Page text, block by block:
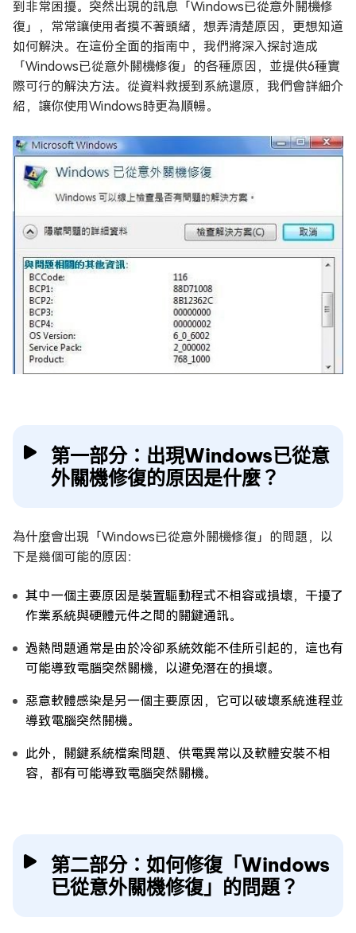
到非常困擾。突然出現的訊息「Windows已從意外關機修
復」，常常讓使用者摸不著頭緒，想弄清楚原因，更想知道
如何解決。在這份全面的指南中，我們將深入探討造成
「Windows已從意外關機修復」的各種原因，並提供6種實
際可行的解決方法。從資料救援到系統還原，我們會詳細介
紹，讓你使用Windows時更為順暢。
第一部分：出現Windows已從意
外關機修復的原因是什麼？
為什麼會出現「Windows已從意外關機修復」的問題，以
下是幾個可能的原因：
其中一個主要原因是裝置驅動程式不相容或損壞，干擾了
作業系統與硬體元件之間的關鍵通訊。
過熱問題通常是由於冷卻系統效能不佳所引起的，這也有
可能導致電腦突然關機，以避免潛在的損壞。
惡意軟體感染是另一個主要原因，它可以破壞系統進程並
導致電腦突然關機。
此外，關鍵系統檔案問題、供電異常以及軟體安裝不相
容，都有可能導致電腦突然關機。
第二部分：如何修復「Windows
已從意外關機修復」的問題？